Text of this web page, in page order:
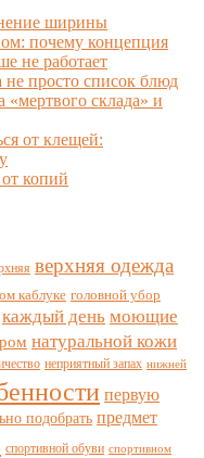
ширины
почему концепция
не работает
просто список блюд
склада» и
от клещей:
копий
верхняя одежда
каблуке головной убор
каждый день моющие
натуральной кожи
неприятный запах нижней
первую
подобрать предмет
спортивной обуви спортивном